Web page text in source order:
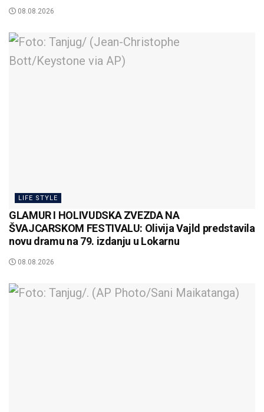
08.08.2026
LIFE STYLE
GLAMUR I HOLIVUDSKA ZVEZDA NA
ŠVAJCARSKOM FESTIVALU: Olivija Vajld predstavila
novu dramu na 79. izdanju u Lokarnu
08.08.2026